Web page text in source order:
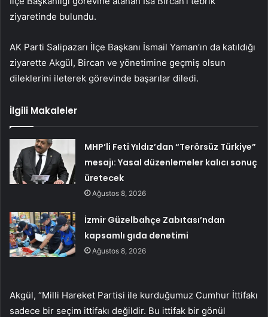
ziyaretinde bulundu.
AK Parti Salipazarı İlçe Başkanı İsmail Yaman’ın da katıldığı
ziyarette Akgül, Bircan ve yönetimine geçmiş olsun
dileklerini ileterek görevinde başarılar diledi.
İlgili Makaleler
MHP’li Feti Yıldız’dan “Terörsüz Türkiye”
mesajı: Yasal düzenlemeler kalıcı sonuç
üretecek
Ağustos 8, 2026
İzmir Güzelbahçe Zabıtası’ndan
kapsamlı gıda denetimi
Ağustos 8, 2026
Akgül, “Milli Hareket Partisi ile kurduğumuz Cumhur İttifakı
sadece bir seçim ittifakı değildir. Bu ittifak bir gönül